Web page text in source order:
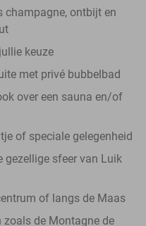
champagne, ontbijt en
keuze
met privé bubbelbad
over een sauna en/of
of speciale gelegenheid
gezellige sfeer van Luik
of langs de Maas
zoals de Montagne de